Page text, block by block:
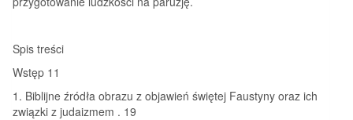
Spis treści
Wstęp 11
1. Biblijne źródła obrazu z objawień świętej Faustyny oraz ich
związki z judaizmem . 19